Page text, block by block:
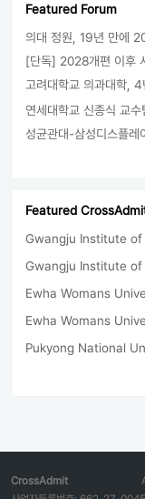
Featured Forum
의대 정원, 19년 만에
[단독] 2028개편 이후
성균관대-삼성디스플레
Featured
Gwangju Institute
Gwangju Institute
Ewha Womans
Ewha Womans
Pukyong National
CrossAdmit